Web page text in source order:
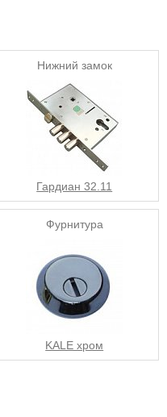
Нижний замок
Гардиан 32.11
Фурнитура
KALE хром